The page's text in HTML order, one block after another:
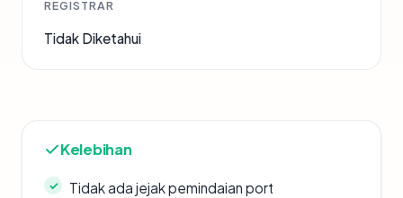
REGISTRAR
Tidak Diketahui
Kelebihan
Tidak ada jejak pemindaian port